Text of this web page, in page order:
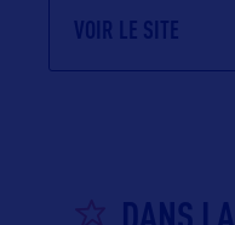
VOIR LE SITE
DANS